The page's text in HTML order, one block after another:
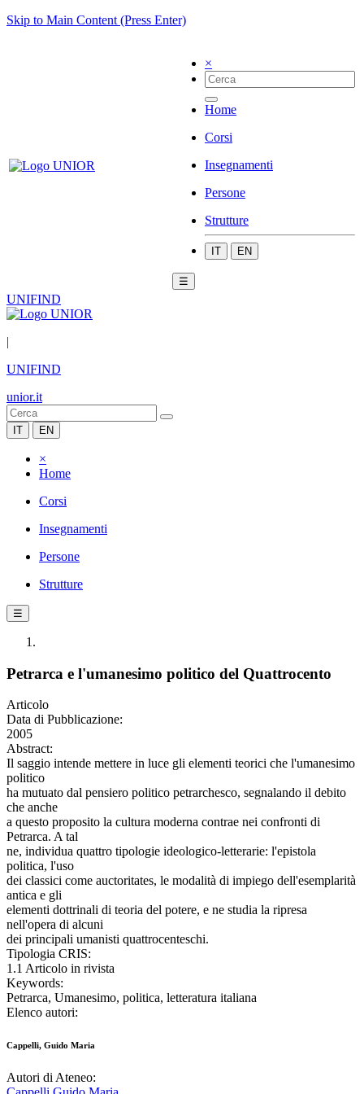
Skip to Main Content (Press Enter)
×
Home
Corsi
Insegnamenti
Persone
Strutture
IT EN
☰
UNIFIND
|
UNIFIND
unior.it
IT EN
×
Home
Corsi
Insegnamenti
Persone
Strutture
☰
Petrarca e l'umanesimo politico del Quattrocento
Articolo
Data di Pubblicazione:
2005
Abstract:
Il saggio intende mettere in luce gli elementi teorici che l'umanesimo
politico
ha mutuato dal pensiero politico petrarchesco, segnalando il debito
che anche
a questo proposito la cultura moderna contrae nei confronti di
Petrarca. A tal
ne, individua quattro tipologie ideologico-letterarie: l'epistola
politica, l'uso
dei classici come auctoritates, le modalità di impiego dell'esemplarità
antica e gli
elementi dottrinali di teoria del potere, e ne studia la ripresa
nell'opera di alcuni
dei principali umanisti quattrocenteschi.
Tipologia CRIS:
1.1 Articolo in rivista
Keywords:
Petrarca, Umanesimo, politica, letteratura italiana
Elenco autori:
Cappelli, Guido Maria
Autori di Ateneo: